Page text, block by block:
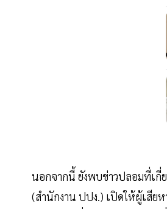
นอกจากนี้ ยังพบข่าวปลอมที่เกี่
(สำนักงาน ปปง.) เปิดให้ผู้เสีย